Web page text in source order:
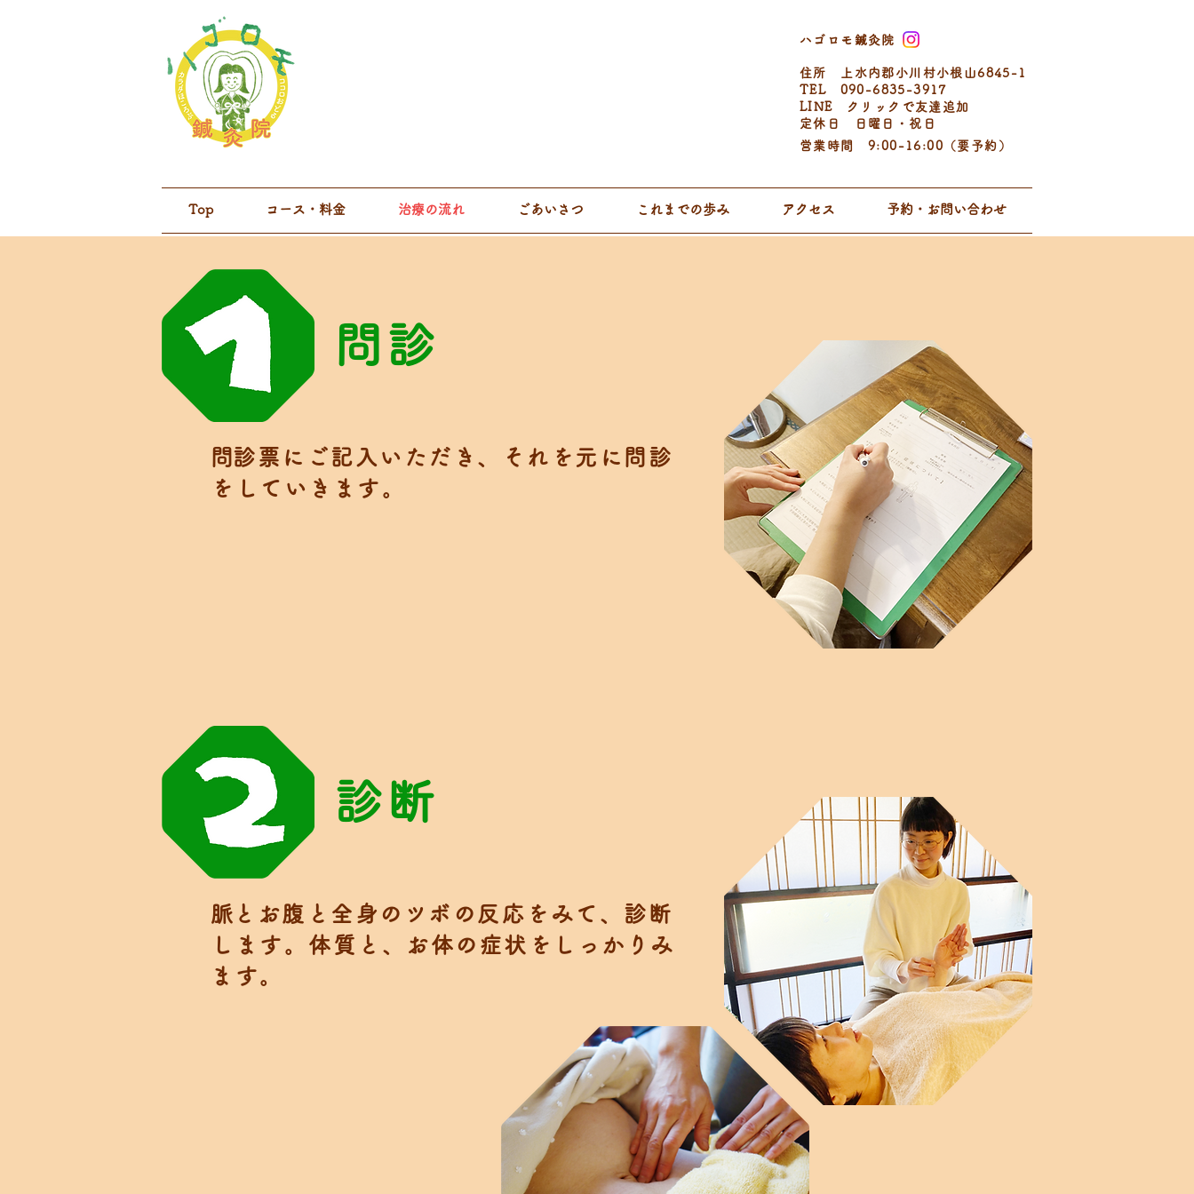
ハゴロモ鍼灸院
住所 ​上水内郡小川村小根山6845-1
TEL 090-6835-3917
LINE クリックで友達追加
定休日 日曜日・祝日
営業時間 9:00-16:00（要予約）
Top コース・料金 治療の流れ ごあいさつ これまでの歩み アクセス 予約・お問い合わせ
問診
​問診票にご記入いただき、それを元に問診
をしていきます。
診断
​​脈とお腹と全身のツボの反応をみて、診断
します。体質と、お体の症状をしっかりみ
ます。